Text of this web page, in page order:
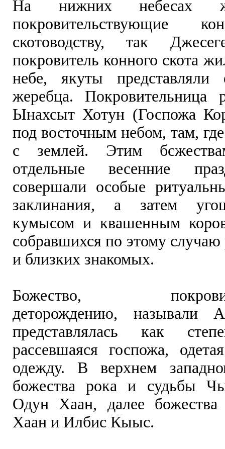
На нижних небесах
покровительствующие
скотоводству, так
покровитель конного скота
небе, якуты представляли
жеребца. Покровительница
Ынахсыт Хотун (Госпожа
под восточным небом, там,
с землей. Этим
отдельные весенние
совершали особые
заклинания, а затем
кумысом и квашенным
собравшихся по этому случаю
и близких знакомых.
Божество,
деторождению, называли
представлялась как
рассевшаяся госпожа,
одежду. В верхнем
божества рока и судьбы
Одун Хаан, далее
Хаан и Илбис Кыыс.